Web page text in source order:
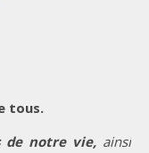
tous.
de notre vie, ainsi